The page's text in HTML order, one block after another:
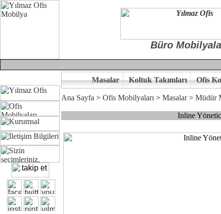
Büro
Ofisinizin dekorasyonunda ergonomi ve kaliteye önem
Çünkü sitemizde bulunan seçkin ürünler ile hayal ettiğiniz özgün
Size yakışan ofis tasarımına gelin birlikte karar verelim.
Kalite ve ergonomiyi arıyanların tercihi...Yılmaz Büro Mobilya
Masalar Koltuk Takımları Ofis
Ana Sayfa > Ofis Mobilyaları > Masalar> Müdür
Inline